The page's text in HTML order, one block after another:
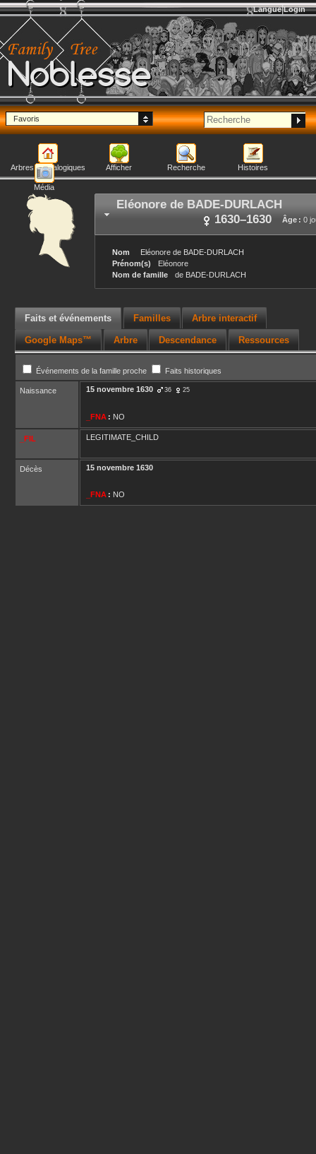
Noblesse
Langue Login
Favoris
Arbres généalogiques Afficher Recherche Histoires
Média
Eléonore de BADE-DURLACH
Âge : 0
1630–1630
Nom Eléonore de BADE-DURLACH
Prénom(s)
Eléonore
Nom de famille
de BADE-DURLACH
Faits et événements Familles Arbre interactif
Google Maps™ Arbre Descendance Ressources
Événements de la famille proche Faits historiques
Naissance 15 novembre 1630 36 25
_FNA : NO
_FIL LEGITIMATE_CHILD
Décès 15 novembre 1630
_FNA : NO